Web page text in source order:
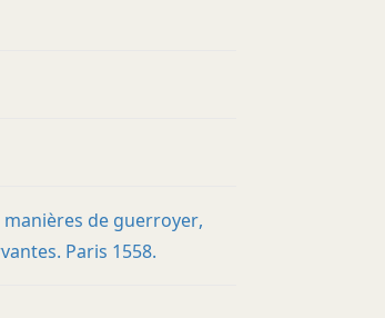
de guerroyer,
Paris 1558.